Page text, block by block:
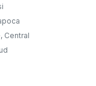
Central